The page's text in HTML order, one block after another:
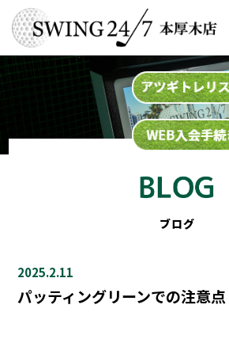
SWING24/7の特徴
料金
スケジュール
ブログ
2025.2.11
パッティングリーンでの注意点